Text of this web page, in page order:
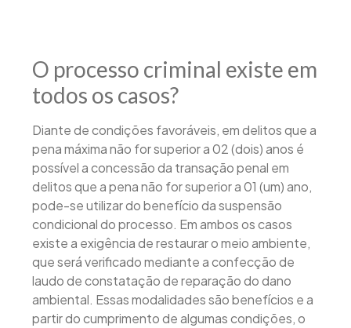
O processo criminal existe em
todos os casos?
Diante de condições favoráveis, em delitos que a
pena máxima não for superior a 02 (dois) anos é
possível a concessão da transação penal em
delitos que a pena não for superior a 01 (um) ano,
pode-se utilizar do benefício da suspensão
condicional do processo. Em ambos os casos
existe a exigência de restaurar o meio ambiente,
que será verificado mediante a confecção de
laudo de constatação de reparação do dano
ambiental. Essas modalidades são benefícios e a
partir do cumprimento de algumas condições, o